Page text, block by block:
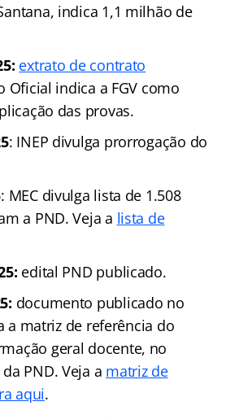
indica 1,1 milhão de
extrato de contrato
Oficial indica a FGV como
das provas.
: INEP divulga prorrogação do
: MEC divulga lista de 1.508
a PND. Veja a lista de
edital PND publicado.
documento publicado no
a matriz de referência do
geral docente, no
PND. Veja a matriz de
aqui.